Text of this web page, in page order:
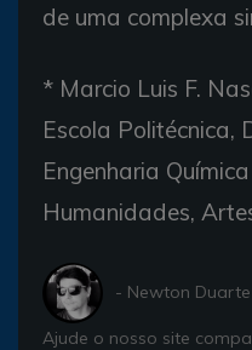
de uma complexa
* Marcio Luis F.
Escola Politécnica,
Engenharia
Humanidades,
- Newton Duarte
Ajude o nosso site